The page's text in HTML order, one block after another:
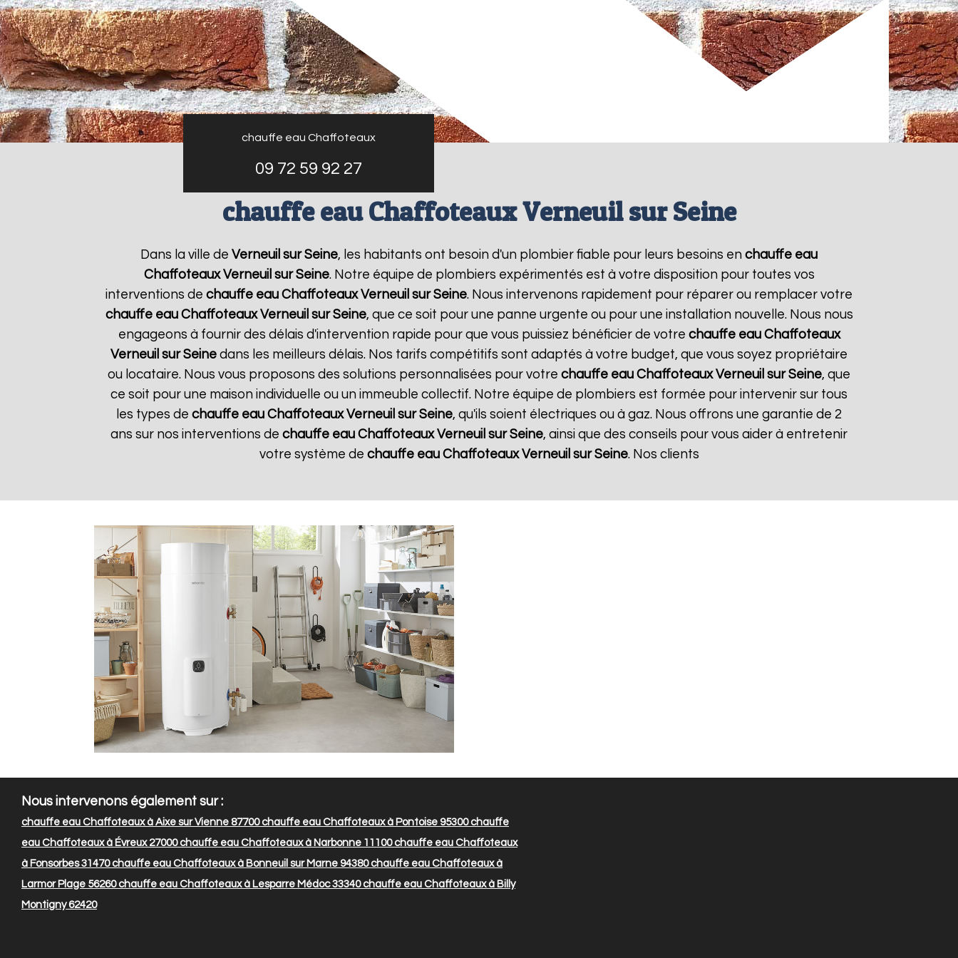
chauffe eau Chaffoteaux
09 72 59 92 27
chauffe eau Chaffoteaux Verneuil sur Seine
Dans la ville de Verneuil sur Seine, les habitants ont besoin d'un plombier fiable pour leurs besoins en chauffe eau
Chaffoteaux Verneuil sur Seine. Notre équipe de plombiers expérimentés est à votre disposition pour toutes vos
interventions de chauffe eau Chaffoteaux Verneuil sur Seine. Nous intervenons rapidement pour réparer ou remplacer votre
chauffe eau Chaffoteaux Verneuil sur Seine, que ce soit pour une panne urgente ou pour une installation nouvelle. Nous nous
engageons à fournir des délais d'intervention rapide pour que vous puissiez bénéficier de votre chauffe eau Chaffoteaux
Verneuil sur Seine dans les meilleurs délais. Nos tarifs compétitifs sont adaptés à votre budget, que vous soyez propriétaire
ou locataire. Nous vous proposons des solutions personnalisées pour votre chauffe eau Chaffoteaux Verneuil sur Seine, que
ce soit pour une maison individuelle ou un immeuble collectif. Notre équipe de plombiers est formée pour intervenir sur tous
les types de chauffe eau Chaffoteaux Verneuil sur Seine, qu'ils soient électriques ou à gaz. Nous offrons une garantie de 2
ans sur nos interventions de chauffe eau Chaffoteaux Verneuil sur Seine, ainsi que des conseils pour vous aider à entretenir
votre système de chauffe eau Chaffoteaux Verneuil sur Seine. Nos clients
Nous intervenons également sur :
chauffe eau Chaffoteaux à Aixe sur Vienne 87700chauffe eau Chaffoteaux à Pontoise 95300chauffe
eau Chaffoteaux à Évreux 27000chauffe eau Chaffoteaux à Narbonne 11100chauffe eau Chaffoteaux
à Fonsorbes 31470chauffe eau Chaffoteaux à Bonneuil sur Marne 94380chauffe eau Chaffoteaux à
Larmor Plage 56260chauffe eau Chaffoteaux à Lesparre Médoc 33340chauffe eau Chaffoteaux à Billy
Montigny 62420